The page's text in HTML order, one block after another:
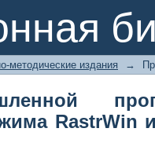
с
методические издания →
RastrWin